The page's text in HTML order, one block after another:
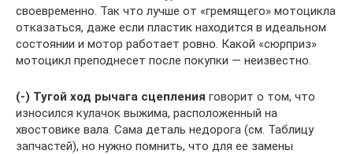
своевременно. Так что лучше от «гремящего» мотоцикла
отказаться, даже если пластик находится в идеальном
состоянии и мотор работает ровно. Какой «сюрприз»
мотоцикл преподнесет после покупки — неизвестно.
(-) Тугой ход рычага сцепления говорит о том, что
износился кулачок выжима, расположенный на
хвостовике вала. Сама деталь недорога (см. Таблицу
запчастей), но нужно помнить, что для ее замены